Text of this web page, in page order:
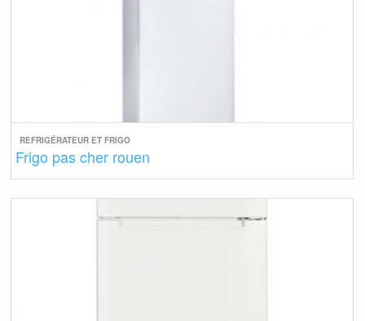
REFRIGÉRATEUR ET FRIGO
Frigo pas cher rouen